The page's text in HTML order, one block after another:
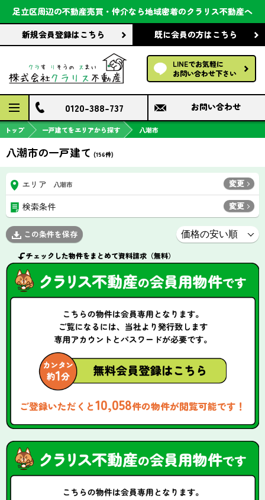
足立区周辺の不動産売買・仲介なら地域密着のクラリス不動産へ
新規会員登録はこちら 既に会員の方はこちら
LINEでお気軽に
お問い合わせ下さい
会社案内
前回の履歴で探す
保存した条件で探す
検討中の物件
0120-388-737 お問い合わせ
トップ 一戸建てをエリアから探す 八潮市
八潮市の一戸建て (156件)
エリア 八潮市 変更
検索条件 変更
この条件を保存
チェックした物件をまとめて資料請求（無料）
ご登録いただくと10,058件の物件が閲覧可能です！